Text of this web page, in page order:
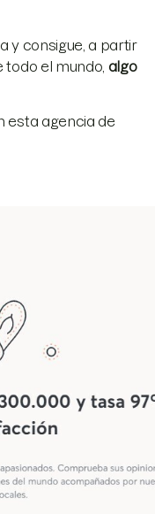
y consigue, a partir
el mundo, algo
esta agencia de